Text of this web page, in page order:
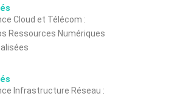
Cloud et Télécom :
Ressources Numériques
Infrastructure Réseau :